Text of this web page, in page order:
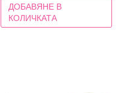
ДОБАВЯНЕ В
КОЛИЧКАТА